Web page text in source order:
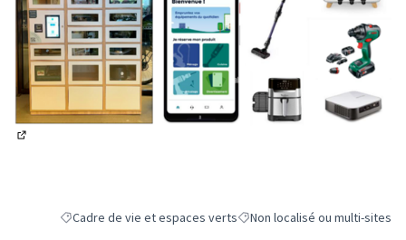
Filtrer les résultats de la catégorie : Cadre de vie et espaces
Cadre de vie et espaces vertsFiltrer les résultats pour le
Non localisé ou multi-sites